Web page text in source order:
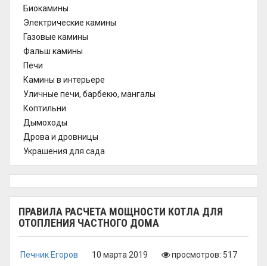
Биокамины
Электрические камины
Газовые камины
Фальш камины
Печи
Камины в интерьере
Уличные печи, барбекю, мангалы
Коптильни
Дымоходы
Дрова и дровницы
Украшения для сада
ПРАВИЛА РАСЧЕТА МОЩНОСТИ КОТЛА ДЛЯ
ОТОПЛЕНИЯ ЧАСТНОГО ДОМА
Печник Егоров 10 марта 2019 просмотров: 517